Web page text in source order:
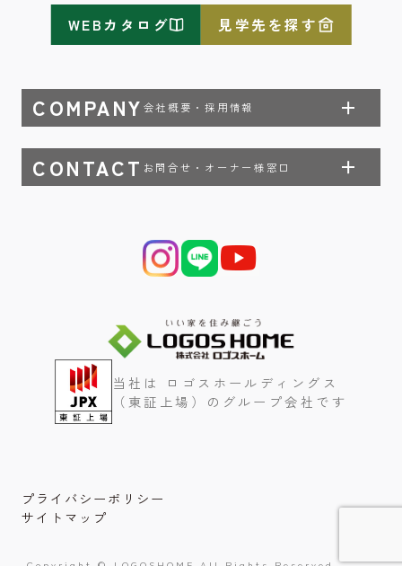
COMPANY 会社概要・採用情報
CONTACT お問合せ・オーナー様窓口
WEBカタログ 見学先を探す
当社は ロゴスホールディングス
（東証上場）のグループ会社です
プライバシーポリシー
サイトマップ